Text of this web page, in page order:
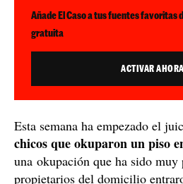
Añade El Caso a tus fuentes favoritas
gratuita
ACTIVAR
Esta semana ha empezado el
chicos que okuparon un piso
una okupación que ha sido
propietarios del domicilio